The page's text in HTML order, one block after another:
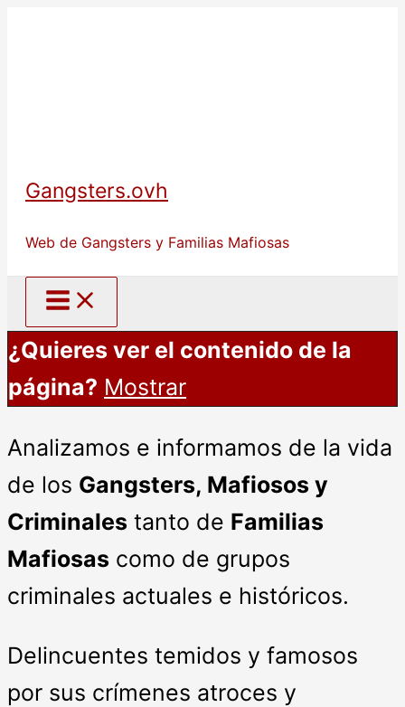
Gangsters.ovh
Web de Gangsters y Familias Mafiosas
¿Quieres ver el contenido de la
página? Mostrar
Analizamos e informamos de la vida
de los Gangsters, Mafiosos y
Criminales tanto de Familias
Mafiosas como de grupos
criminales actuales e históricos.
Delincuentes temidos y famosos
por sus crímenes atroces y